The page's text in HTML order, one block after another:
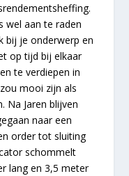
wel aan te raden
bij je onderwerp en
op tijd bij elkaar
te verdiepen in
mooi zijn als
Na Jaren blijven
naar een
order tot sluiting
schommelt
lang en 3,5 meter